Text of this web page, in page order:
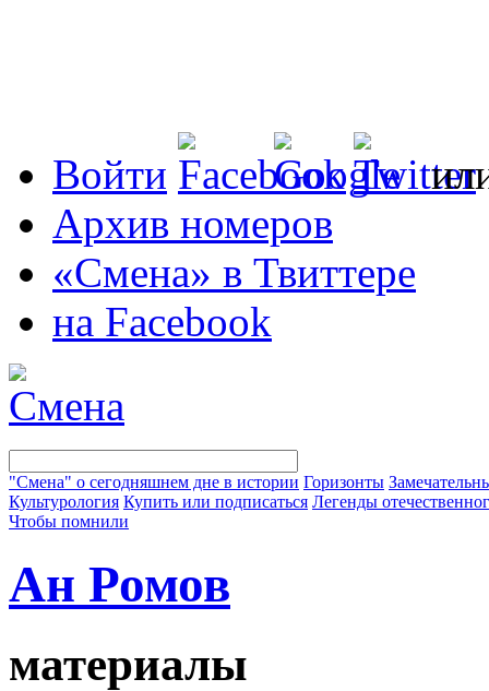
Войти
Архив номеров
«Смена» в Твиттере
на Facebook
"Смена" о сегодняшнем дне в истории Горизонты
Культурология Купить или подписаться Легенды
Чтобы помнили
Ан Ромов
материалы